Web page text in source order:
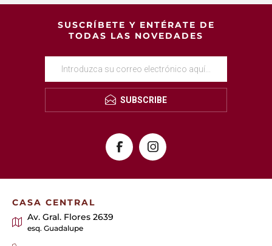
SUSCRÍBETE Y ENTÉRATE DE
TODAS LAS NOVEDADES
SUBSCRIBE
CASA CENTRAL
Av. Gral. Flores 2639
esq. Guadalupe